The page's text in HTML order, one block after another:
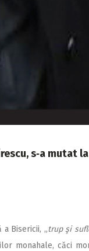
s‑a mutat la
Bisericii, „trup şi
monahale, căci